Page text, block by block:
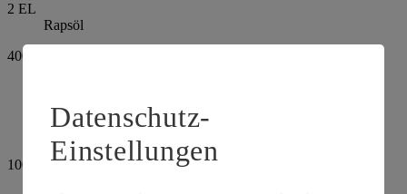
2 EL
Rapsöl
400
100
Datenschutz-
Einstellungen